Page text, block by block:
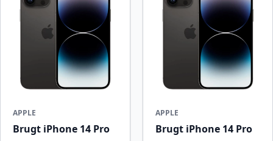
APPLE
Brugt iPhone 14 Pro
APPLE
Brugt iPhone 14 Pro